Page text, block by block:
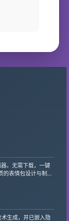
。无需下载，一键
的表情包设计与制作
生成，并已嵌入隐